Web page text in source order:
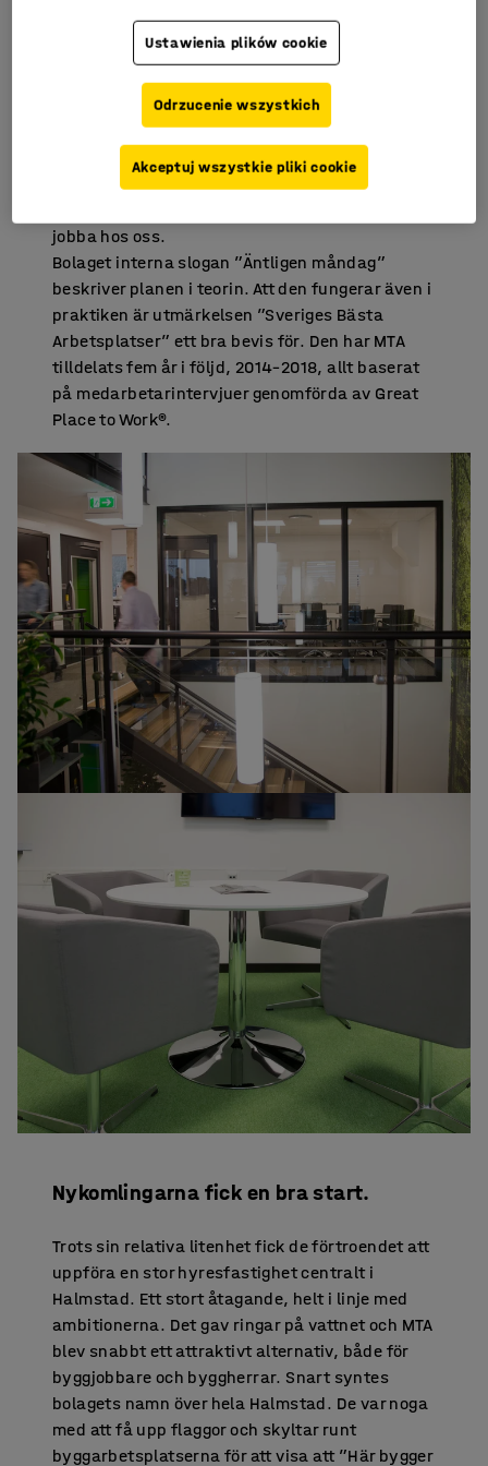
affärsplan. Tanken var att bygga en
företagskultur som utgick från arbetsmiljön och
personalens arbetsglädje.
– Vi startade helt enkelt företaget där vi själva
skulle vilja jobba. Att ha en fin arbetsmiljö gör
att personalen trivs, har roligt och känner sig
hemma. Då utvecklas de och gör ett bra jobb –
jobba hos oss.
Bolaget interna slogan ”Äntligen måndag”
beskriver planen i teorin. Att den fungerar även i
praktiken är utmärkelsen ”Sveriges Bästa
Arbetsplatser” ett bra bevis för. Den har MTA
tilldelats fem år i följd, 2014–2018, allt baserat
på medarbetarintervjuer genomförda av Great
Place to Work®.
Nykomlingarna fick en bra start.
Trots sin relativa litenhet fick de förtroendet att
uppföra en stor hyresfastighet centralt i
Halmstad. Ett stort åtagande, helt i linje med
ambitionerna. Det gav ringar på vattnet och MTA
blev snabbt ett attraktivt alternativ, både för
byggjobbare och byggherrar. Snart syntes
bolagets namn över hela Halmstad. De var noga
med att få upp flaggor och skyltar runt
byggarbetsplatserna för att visa att ”Här bygger
Ustawienia plików cookie
Odrzucenie wszystkich
Akceptuj wszystkie pliki cookie